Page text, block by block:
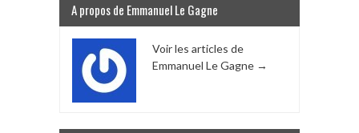
A propos de Emmanuel Le Gagne
Voir les articles de
Emmanuel Le Gagne →